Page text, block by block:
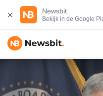
Newsbit
Bekijk in de Google